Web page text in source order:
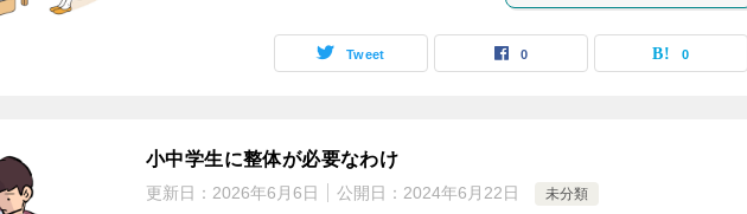
Tweet 0 0
小中学生に整体が必要なわけ
更新日： 2026年6月6日 公開日： 2024年6月22日 未分類